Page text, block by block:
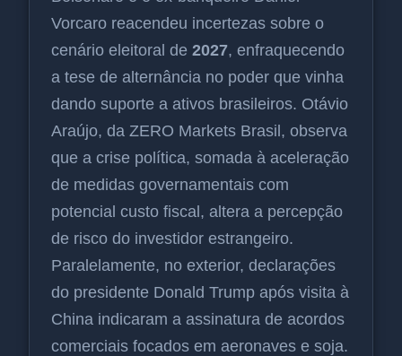
Vorcaro reacendeu incertezas sobre o
cenário eleitoral de 2027, enfraquecendo
a tese de alternância no poder que vinha
dando suporte a ativos brasileiros. Otávio
Araújo, da ZERO Markets Brasil, observa
que a crise política, somada à aceleração
de medidas governamentais com
potencial custo fiscal, altera a percepção
de risco do investidor estrangeiro.
Paralelamente, no exterior, declarações
do presidente Donald Trump após visita à
China indicaram a assinatura de acordos
comerciais focados em aeronaves e soja.